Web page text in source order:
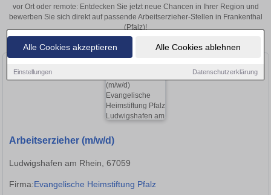
Alle Cookies akzeptieren Alle Cookies ablehnen
Einstellungen Datenschutzerklärung
vor Ort oder remote: Entdecken Sie jetzt neue Chancen in Ihrer Region und
bewerben Sie sich direkt auf passende Arbeitserzieher-Stellen in Frankenthal
(Pfalz)!
Arbeitserzieher (m/w/d)
Ludwigshafen am Rhein, 67059
Firma:Evangelische Heimstiftung Pfalz